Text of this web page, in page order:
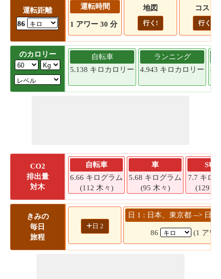
運転距離
86
運転時間
1 アワー 30 分
地図
行く!
コスト
行く!
のカロリー
自転車
5.138 キロカロリー
ランニング
4.943 キロカロリー
CO2
排出量
対木
自転車
6.66 キログラム
(112 木々)
車
5.68 キログラム
(95 木々)
SUV
7.7 キロ
(129 木
きみの
毎日
旅程
+ 日 2
日 1 : 日本、東京都 --> 日
86 (1 アワ